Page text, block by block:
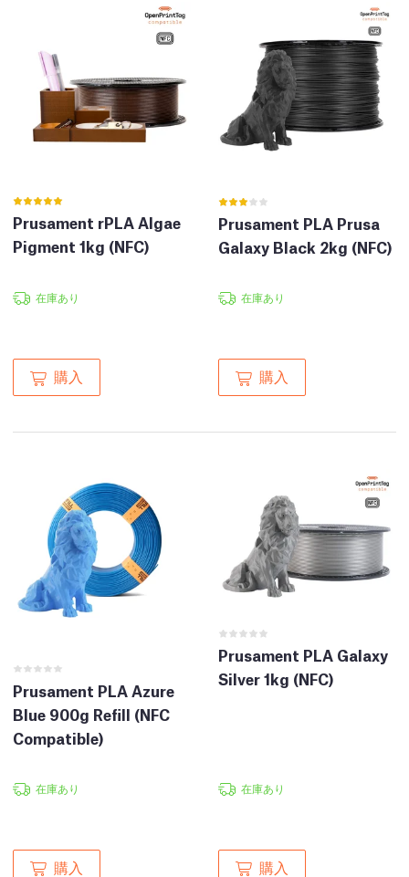
Prusament rPLA Algae
Pigment 1kg (NFC)
在庫あり
購入
Prusament PLA Prusa
Galaxy Black 2kg (NFC)
在庫あり
購入
Prusament PLA Azure
Blue 900g Refill (NFC
Compatible)
在庫あり
購入
Prusament PLA Galaxy
Silver 1kg (NFC)
在庫あり
購入